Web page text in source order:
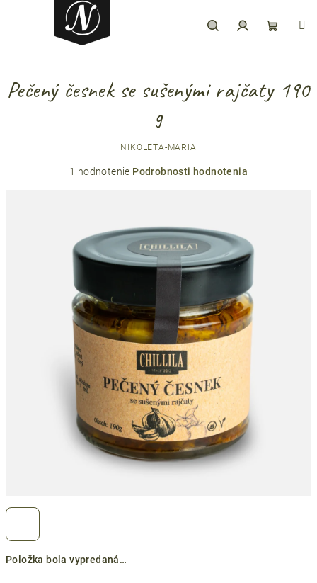
košík
Položka bola vypredaná…
Pečený česnek se sušenými rajčaty 190
g
NIKOLETA-MARIA
Priemerné
5
1 hodnotenie Podrobnosti hodnotenia